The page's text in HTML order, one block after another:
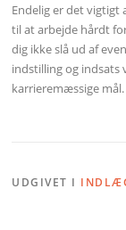
Endelig er det
til at arbejde hårdt
dig ikke slå ud af
indstilling og indsats
karrieremæssige mål.
UDGIVET I